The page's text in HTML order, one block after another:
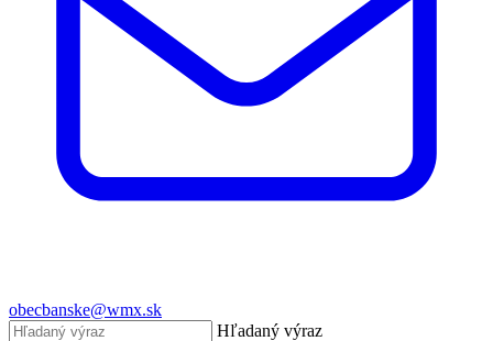
obecbanske@wmx.sk
Hľadaný výraz